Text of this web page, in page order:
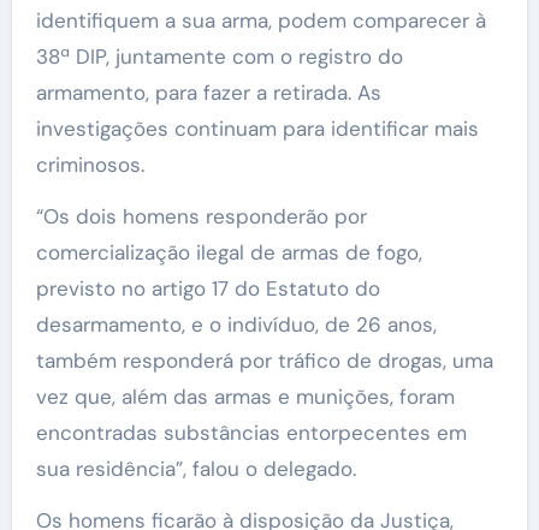
identifiquem a sua arma, podem comparecer à
38ª DIP, juntamente com o registro do
armamento, para fazer a retirada. As
investigações continuam para identificar mais
criminosos.
“Os dois homens responderão por
comercialização ilegal de armas de fogo,
previsto no artigo 17 do Estatuto do
desarmamento, e o indivíduo, de 26 anos,
também responderá por tráfico de drogas, uma
vez que, além das armas e munições, foram
encontradas substâncias entorpecentes em
sua residência”, falou o delegado.
Os homens ficarão à disposição da Justiça,